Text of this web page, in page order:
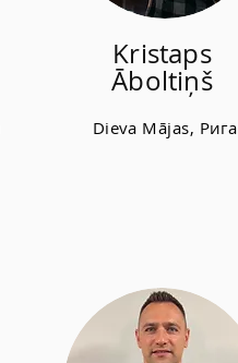
Kristaps
Āboltiņš
Dieva Mājas, Рига